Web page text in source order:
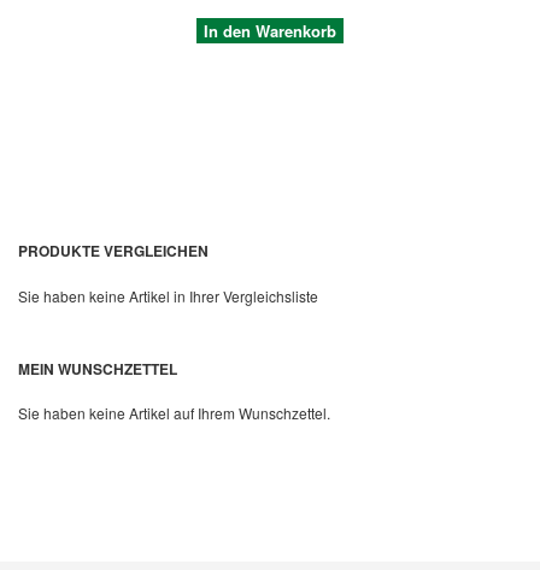
Quickview
In den Warenkorb
PRODUKTE VERGLEICHEN
Sie haben keine Artikel in Ihrer Vergleichsliste
MEIN WUNSCHZETTEL
Sie haben keine Artikel auf Ihrem Wunschzettel.